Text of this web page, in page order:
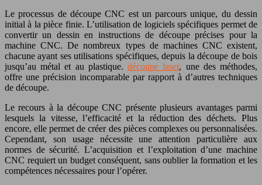
Le processus de découpe CNC est un parcours unique, du dessin
initial à la pièce finie. L’utilisation de logiciels spécifiques permet de
convertir un dessin en instructions de découpe précises pour la
machine CNC. De nombreux types de machines CNC existent,
chacune ayant ses utilisations spécifiques, depuis la découpe de bois
jusqu’au métal et au plastique.découpe laser, une des méthodes,
offre une précision incomparable par rapport à d’autres techniques
de découpe.
Le recours à la découpe CNC présente plusieurs avantages parmi
lesquels la vitesse, l’efficacité et la réduction des déchets. Plus
encore, elle permet de créer des pièces complexes ou personnalisées.
Cependant, son usage nécessite une attention particulière aux
normes de sécurité. L’acquisition et l’exploitation d’une machine
CNC requiert un budget conséquent, sans oublier la formation et les
compétences nécessaires pour l’opérer.